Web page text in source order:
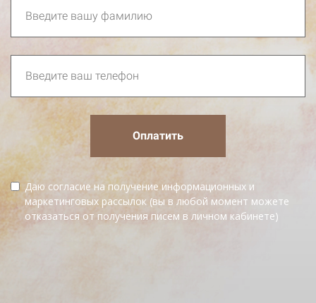
Оплатить
Даю согласие на получение информационных и
маркетинговых рассылок (вы в любой момент можете
отказаться от получения писем в личном кабинете)